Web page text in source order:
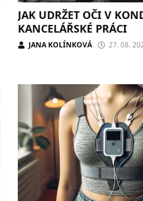
JAK UDRŽET OČI V
KANCELÁŘSKÉ PRÁCI
JANA KOLÍNKOVÁ 27. 08.